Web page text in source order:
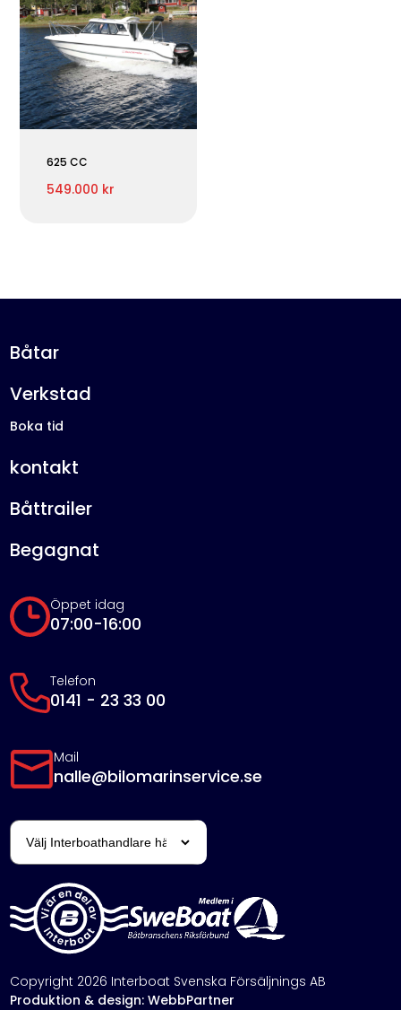
625 CC
549.000 kr
Öppet idag
07:00-16:00
Telefon
0141 - 23 33 00
Mail
nalle@bilomarinservice.se
Båtar
Verkstad
Boka tid
kontakt
Båttrailer
Begagnat
Copyright 2026 Interboat Svenska Försäljnings AB
Produktion & design: WebbPartner